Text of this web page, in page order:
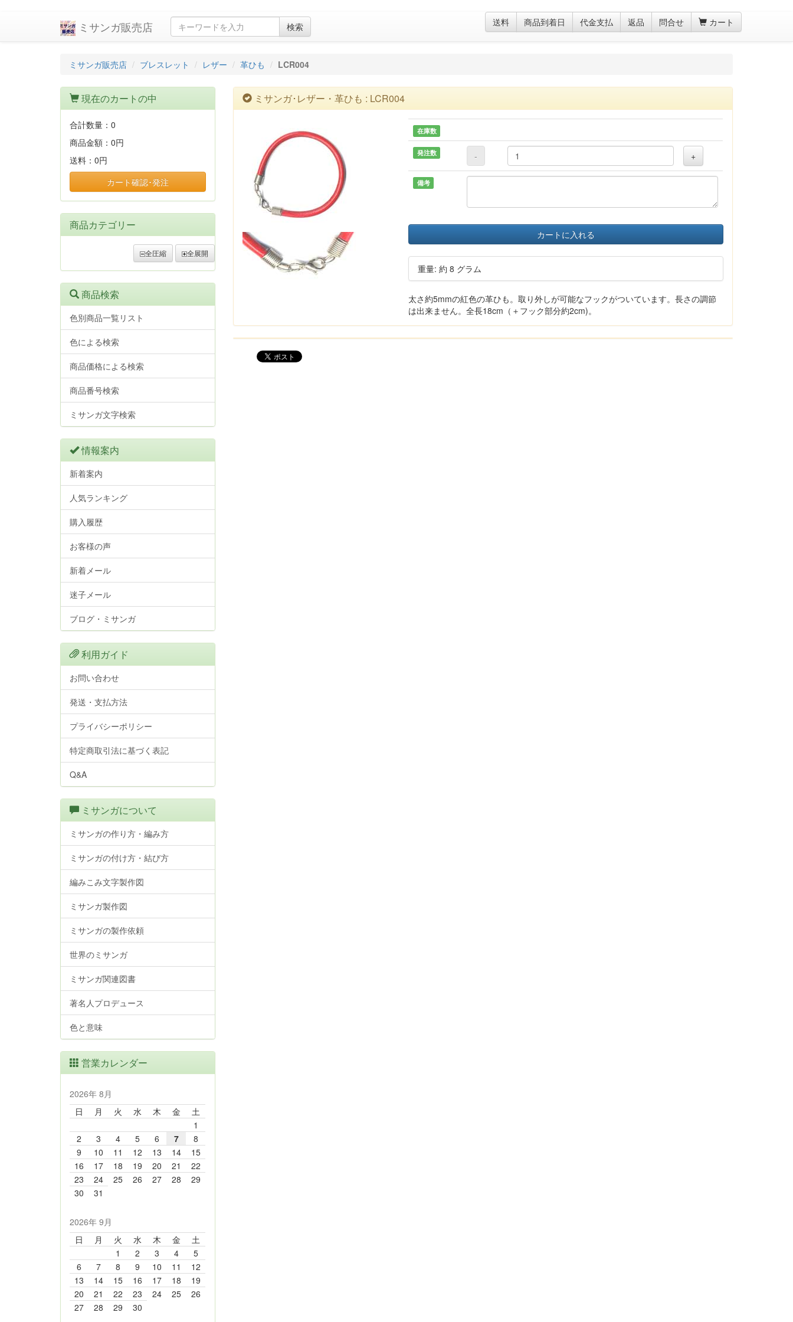
ミサンガ販売店 検索 送料 商品到着日 代金支払 返品 問合せ カート
ミサンガ販売店 ブレスレット レザー 革ひも LCR004
ミサンガ･レザー・革ひも : LCR004
在庫数
発注数 - +
備考
カートに入れる
重量: 約 8 グラム
太さ約5mmの紅色の革ひも。取り外しが可能なフックがついています。長さの調節
は出来ません。全長18cm（＋フック部分約2cm)。
現在のカートの中
合計数量： 0
商品金額： 0円
送料： 0円
カート確認･発注
商品カテゴリー
全圧縮 全展開
商品検索
色別商品一覧リスト
色による検索
商品価格による検索
商品番号検索
ミサンガ文字検索
情報案内
新着案内
人気ランキング
購入履歴
お客様の声
新着メール
迷子メール
ブログ・ミサンガ
利用ガイド
お問い合わせ
発送・支払方法
プライバシーポリシー
特定商取引法に基づく表記
Q&A
ミサンガについて
ミサンガの作り方・編み方
ミサンガの付け方・結び方
編みこみ文字製作図
ミサンガ製作図
ミサンガの製作依頼
世界のミサンガ
ミサンガ関連図書
著名人プロデュース
色と意味
営業カレンダー
2026年 8月
日
月 火 水 木 金
土
1
2
3 4 5 6 7
8
9
10 11 12 13 14
15
16
17 18 19 20 21
22
23
24 25 26 27 28
29
30
31
2026年 9月
日
月 火 水 木 金
土
1
2 3 4
5
6
7 8 9 10 11
12
13
14 15 16 17 18
19
20
21 22 23 24 25
26
27
28 29 30